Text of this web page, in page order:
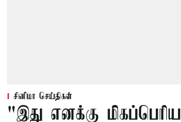
சினிமா செய்திகள்
"இது எனக்கு மிகப்பெரிய